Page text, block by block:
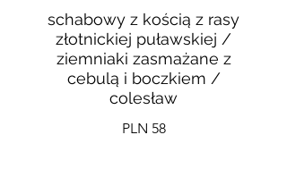
schabowy z kością z rasy
złotnickiej puławskiej /
ziemniaki zasmażane z
cebulą i boczkiem /
colesław
PLN 58